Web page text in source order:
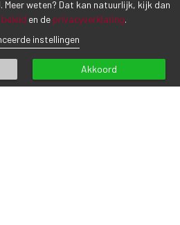
weten? Dat kan natuurlijk, kijk dan
en de privacyverklaring.
instellingen
Akkoord